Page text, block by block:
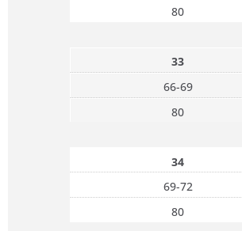
80
33
66-69
80
34
69-72
80